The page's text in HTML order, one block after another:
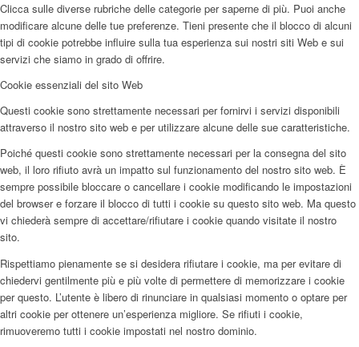
Clicca sulle diverse rubriche delle categorie per saperne di più. Puoi anche
modificare alcune delle tue preferenze. Tieni presente che il blocco di alcuni
tipi di cookie potrebbe influire sulla tua esperienza sui nostri siti Web e sui
servizi che siamo in grado di offrire.
Cookie essenziali del sito Web
Questi cookie sono strettamente necessari per fornirvi i servizi disponibili
attraverso il nostro sito web e per utilizzare alcune delle sue caratteristiche.
Poiché questi cookie sono strettamente necessari per la consegna del sito
web, il loro rifiuto avrà un impatto sul funzionamento del nostro sito web. È
sempre possibile bloccare o cancellare i cookie modificando le impostazioni
del browser e forzare il blocco di tutti i cookie su questo sito web. Ma questo
vi chiederà sempre di accettare/rifiutare i cookie quando visitate il nostro
sito.
Rispettiamo pienamente se si desidera rifiutare i cookie, ma per evitare di
chiedervi gentilmente più e più volte di permettere di memorizzare i cookie
per questo. L’utente è libero di rinunciare in qualsiasi momento o optare per
altri cookie per ottenere un’esperienza migliore. Se rifiuti i cookie,
rimuoveremo tutti i cookie impostati nel nostro dominio.